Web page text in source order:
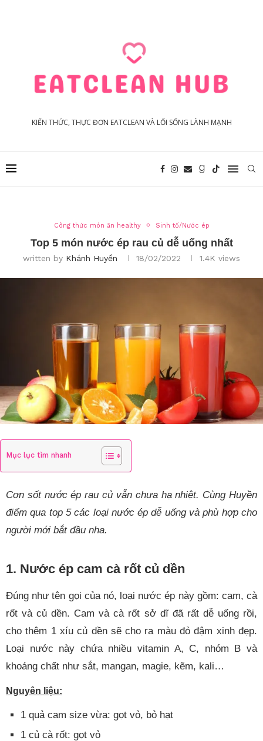
KIẾN THỨC, THỰC ĐƠN EATCLEAN VÀ LỐI SỐNG LÀNH MẠNH
Công thức món ăn healthy Sinh tố/Nước ép
Top 5 món nước ép rau củ dễ uống nhất
written by Khánh Huyền 18/02/2022 1.4K views
Mục lục tìm nhanh
Cơn sốt nước ép rau củ vẫn chưa hạ nhiệt. Cùng Huyền
điểm qua top 5 các loại nước ép dễ uống và phù hợp cho
người mới bắt đầu nha.
1. Nước ép cam cà rốt củ dền
Đúng như tên gọi của nó, loại nước ép này gồm: cam, cà
rốt và củ dền. Cam và cà rốt sở dĩ đã rất dễ uống rồi,
cho thêm 1 xíu củ dền sẽ cho ra màu đỏ đậm xinh đẹp.
Loại nước này chứa nhiều vitamin A, C, nhóm B và
khoáng chất như sắt, mangan, magie, kẽm, kali…
Nguyên liệu:
1 quả cam size vừa: gọt vỏ, bỏ hạt
1 củ cà rốt: gọt vỏ